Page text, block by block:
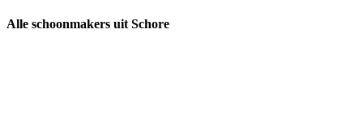
Alle schoonmakers uit Schore